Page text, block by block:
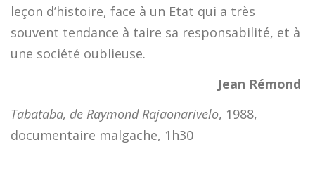
leçon d’histoire, face à un Etat qui a très
souvent tendance à taire sa responsabilité, et à
une société oublieuse.
Jean Rémond
Tabataba, de Raymond Rajaonarivelo, 1988,
documentaire malgache, 1h30